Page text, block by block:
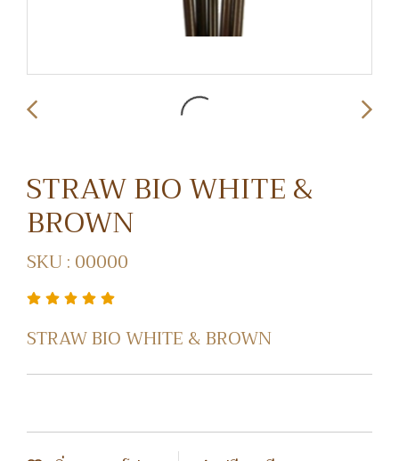
STRAW BIO WHITE &
BROWN
SKU : 00000
STRAW BIO WHITE & BROWN